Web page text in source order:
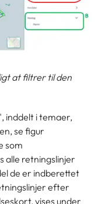
at filtrer til den
inddelt i temaer,
se figur
som
alle retningslinjer
de er indberettet
efter
vises under